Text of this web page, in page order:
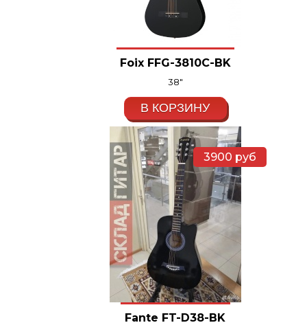
Foix FFG-3810C-BK
38"
В КОРЗИНУ
3900 руб
Fante FT-D38-BK